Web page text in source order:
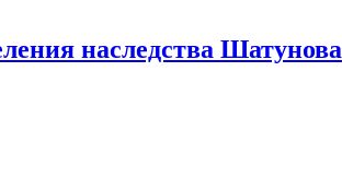
наследства Шатунова